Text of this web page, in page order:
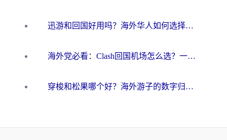
迅游和回国好用吗？海外华人如何选择靠谱的回国加速器
海外党必看：Clash回国机场怎么选？一篇搞定无缝访问国内资源的全攻略
穿梭和松果哪个好？海外游子的数字归乡路，到底该怎么选